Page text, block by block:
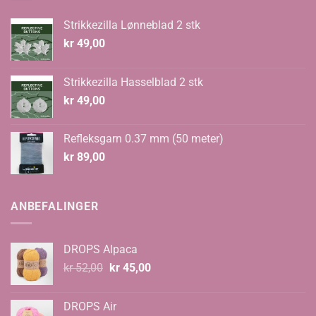
Strikkezilla Lønneblad 2 stk
kr 49,00
Strikkezilla Hasselblad 2 stk
kr 49,00
Refleksgarn 0.37 mm (50 meter)
kr 89,00
ANBEFALINGER
DROPS Alpaca
kr52,00 Opprinnelig
kr 52,00.
kr45,00Nåværende
DROPS Air